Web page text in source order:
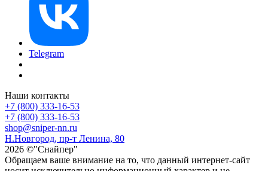
Telegram
Наши контакты
+7 (800) 333-16-53
+7 (800) 333-16-53
shop@sniper-nn.ru
Н.Новгород, пр-т Ленина, 80
2026 ©"Снайпер"
Обращаем ваше внимание на то, что данный интернет-сайт